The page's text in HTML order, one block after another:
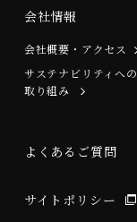
会社情報
会社概要・アクセス
サステナビリティへの
取り組み
よくあるご質問
サイトポリシー